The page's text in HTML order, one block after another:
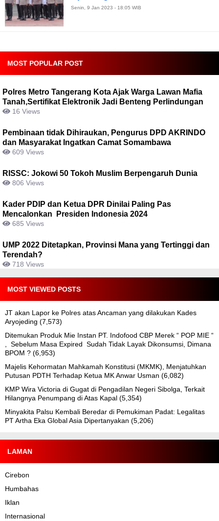
MOST POPULAR POST
Polres Metro Tangerang Kota Ajak Warga Lawan Mafia
Tanah,Sertifikat Elektronik Jadi Benteng Perlindungan
16 Views
Pembinaan tidak Dihiraukan, Pengurus DPD AKRINDO
dan Masyarakat Ingatkan Camat Somambawa
609 Views
RISSC: Jokowi 50 Tokoh Muslim Berpengaruh Dunia
806 Views
Kader PDIP dan Ketua DPR Dinilai Paling Pas
Mencalonkan Presiden Indonesia 2024
685 Views
UMP 2022 Ditetapkan, Provinsi Mana yang Tertinggi dan
Terendah?
718 Views
MOST VIEWED POSTS
JT akan Lapor ke Polres atas Ancaman yang dilakukan Kades
Aryojeding (7,573)
Ditemukan Produk Mie Instan PT. Indofood CBP Merek “ POP MIE “
, Sebelum Masa Expired Sudah Tidak Layak Dikonsumsi, Dimana
BPOM ? (6,953)
Majelis Kehormatan Mahkamah Konstitusi (MKMK), Menjatuhkan
Putusan PDTH Terhadap Ketua MK Anwar Usman (6,082)
KMP Wira Victoria di Gugat di Pengadilan Negeri Sibolga, Terkait
Hilangnya Penumpang di Atas Kapal (5,354)
Minyakita Palsu Kembali Beredar di Pemukiman Padat: Legalitas
PT Artha Eka Global Asia Dipertanyakan (5,206)
LAMAN
Cirebon
Humbahas
Iklan
Internasional
Senin, 9 Jan 2023 - 18:05 WIB